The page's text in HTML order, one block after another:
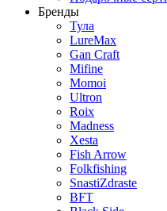
Бренды
Тула
LureMax
Gan Craft
Mifine
Momoi
Ultron
Roix
Madness
Xesta
Fish Arrow
Folkfishing
SnastiZdraste
BFT